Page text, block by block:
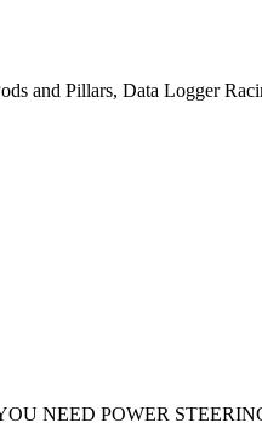
and Pillars, Data Logger
NEED POWER